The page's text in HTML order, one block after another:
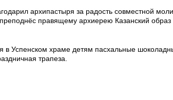
архипастыря за радость совместной
правящему архиерею Казанский
Успенском храме детям пасхальные
трапеза.